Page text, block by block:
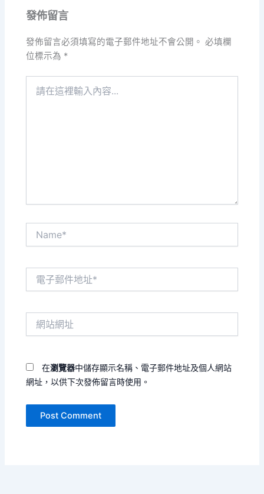
發佈留言
發佈留言必須填寫的電子郵件地址不會公開。 必填欄
位標示為 *
在瀏覽器中儲存顯示名稱、電子郵件地址及個人網站
網址，以供下次發佈留言時使用。